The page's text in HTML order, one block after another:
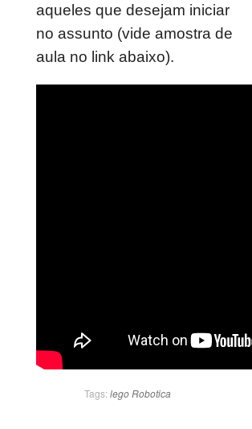
aqueles que desejam iniciar
no assunto (vide amostra de
aula no link abaixo).
Tags: legoRobotica